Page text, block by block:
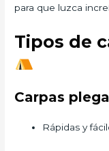
para que luzca
Tipos de
Carpas
Rápidas y